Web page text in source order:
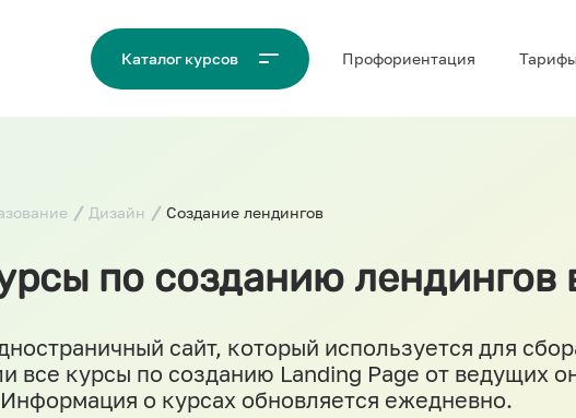
Каталог курсов Проф‌ориентация Тарифы
Дизайн Создание лендингов
по созданию лендингов
сайт, который используется для
все курсы по созданию Landing Page от ведущих
о курсах обновляется ежедневно.